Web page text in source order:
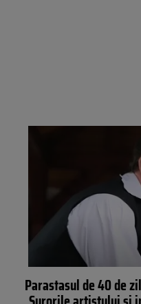
Parastasul de 40 de